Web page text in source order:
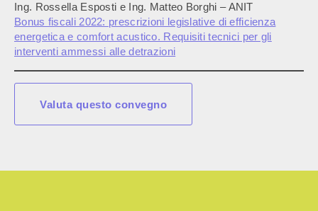
Ing. Rossella Esposti e Ing. Matteo Borghi – ANIT
Bonus fiscali 2022: prescrizioni legislative di efficienza
energetica e comfort acustico. Requisiti tecnici per gli
interventi ammessi alle detrazioni
Valuta questo convegno